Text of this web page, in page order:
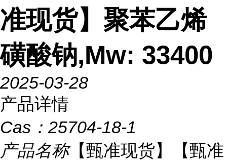
准现货】聚苯乙烯
磺酸钠,Mw: 33400
2025-03-28
产品详情
Cas： 25704-18-1
产品名称【甄准现货】【甄准